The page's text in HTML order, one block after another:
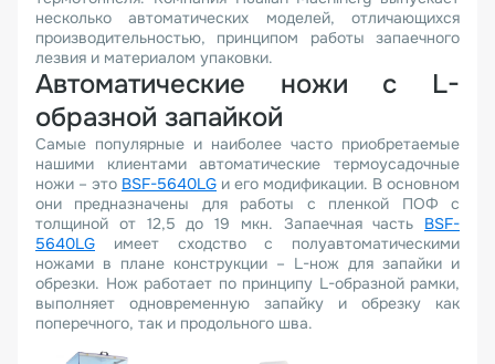
несколько автоматических моделей, отличающихся
производительностью, принципом работы запаечного
лезвия и материалом упаковки.
Автоматические ножи с L-
образной запайкой
Самые популярные и наиболее часто приобретаемые
нашими клиентами автоматические термоусадочные
ножи – это BSF-5640LG и его модификации. В основном
они предназначены для работы с пленкой ПОФ с
толщиной от 12,5 до 19 мкн. Запаечная часть BSF-
5640LG имеет сходство с полуавтоматическими
ножами в плане конструкции – L-нож для запайки и
обрезки. Нож работает по принципу L-образной рамки,
выполняет одновременную запайку и обрезку как
поперечного, так и продольного шва.